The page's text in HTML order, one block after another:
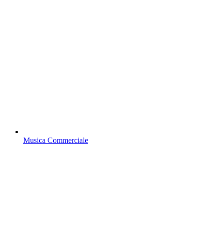
Musica Commerciale